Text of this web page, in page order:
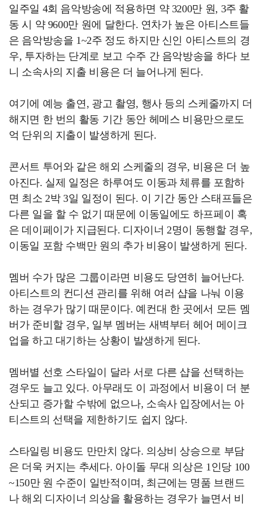
일주일 4회 음악방송에 적용하면 약 3200만 원, 3주 활
동 시 약 9600만 원에 달한다. 연차가 높은 아티스트들
은 음악방송을 1~2주 정도 하지만 신인 아티스트의 경
우, 투자하는 단계로 보고 수주 간 음악방송을 하다 보
니 소속사의 지출 비용은 더 늘어나게 된다.
여기에 예능 출연, 광고 촬영, 행사 등의 스케줄까지 더
해지면 한 번의 활동 기간 동안 헤메스 비용만으로도
억 단위의 지출이 발생하게 된다.
콘서트 투어와 같은 해외 스케줄의 경우, 비용은 더 높
아진다. 실제 일정은 하루여도 이동과 체류를 포함하
면 최소 2박 3일 일정이 된다. 이 기간 동안 스태프들은
다른 일을 할 수 없기 때문에 이동일에도 하프페이 혹
은 데이페이가 지급된다. 디자이너 2명이 동행할 경우,
이동일 포함 수백만 원의 추가 비용이 발생하게 된다.
멤버 수가 많은 그룹이라면 비용도 당연히 늘어난다.
아티스트의 컨디션 관리를 위해 여러 샵을 나눠 이용
하는 경우가 많기 때문이다. 예컨대 한 곳에서 모든 멤
버가 준비할 경우, 일부 멤버는 새벽부터 헤어 메이크
업을 하고 대기하는 상황이 발생하게 된다.
멤버별 선호 스타일이 달라 서로 다른 샵을 선택하는
경우도 늘고 있다. 아무래도 이 과정에서 비용이 더 분
산되고 증가할 수밖에 없으나, 소속사 입장에서는 아
티스트의 선택을 제한하기도 쉽지 않다.
스타일링 비용도 만만치 않다. 의상비 상승으로 부담
은 더욱 커지는 추세다. 아이돌 무대 의상은 1인당 100
~150만 원 수준이 일반적이며, 최근에는 명품 브랜드
나 해외 디자이너 의상을 활용하는 경우가 늘면서 비